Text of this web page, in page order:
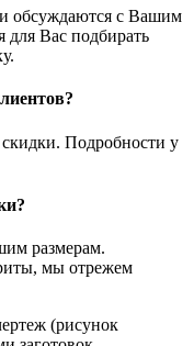
обсуждаются с Вашим
для Вас подбирать
Подробности у
размерам.
мы отрежем
(рисунок